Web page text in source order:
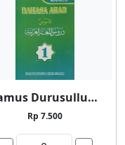
Kamus Durusullughah 1
Rp 7.500